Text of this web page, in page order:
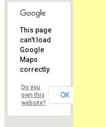
This page
can't load
Google
Maps
correctly.
Do you
own this
website?
OK